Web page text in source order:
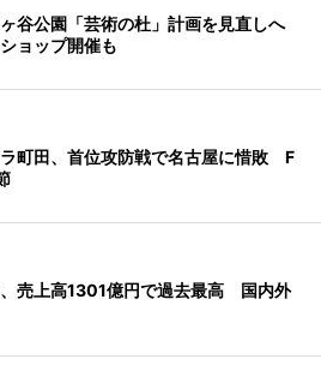
谷公園「芸術の杜」計画を見直しへ
ョップ開催も
町田、首位攻防戦で名古屋に惜敗 F
売上高1301億円で過去最高 国内外